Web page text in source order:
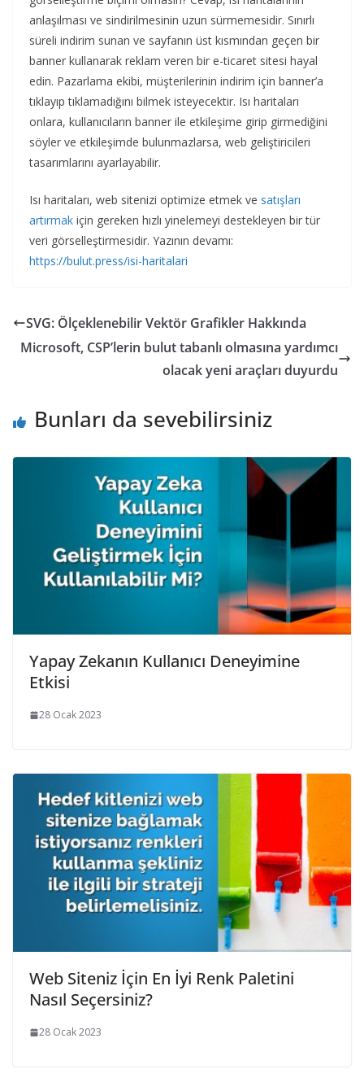
anlaşılması ve sindirilmesinin uzun sürmemesidir. Sınırlı
süreli indirim sunan ve sayfanın üst kısmından geçen bir
banner kullanarak reklam veren bir e-ticaret sitesi hayal
edin. Pazarlama ekibi, müşterilerinin indirim için banner’a
tıklayıp tıklamadığını bilmek isteyecektir. Isı haritaları
onlara, kullanıcıların banner ile etkileşime girip girmediğini
söyler ve etkileşimde bulunmazlarsa, web geliştiricileri
tasarımlarını ayarlayabilir.
Isı haritaları, web sitenizi optimize etmek ve satışları
artırmak için gereken hızlı yinelemeyi destekleyen bir tür
veri görselleştirmesidir. Yazının devamı:
https://bulut.press/isi-haritalari
SVG: Ölçeklenebilir Vektör Grafikler Hakkında
Microsoft, CSP’lerin bulut tabanlı olmasına yardımcı
olacak yeni araçları duyurdu
Bunları da sevebilirsiniz
Yapay Zekanın Kullanıcı Deneyimine
Etkisi
28 Ocak 2023
Web Siteniz İçin En İyi Renk Paletini
Nasıl Seçersiniz?
28 Ocak 2023